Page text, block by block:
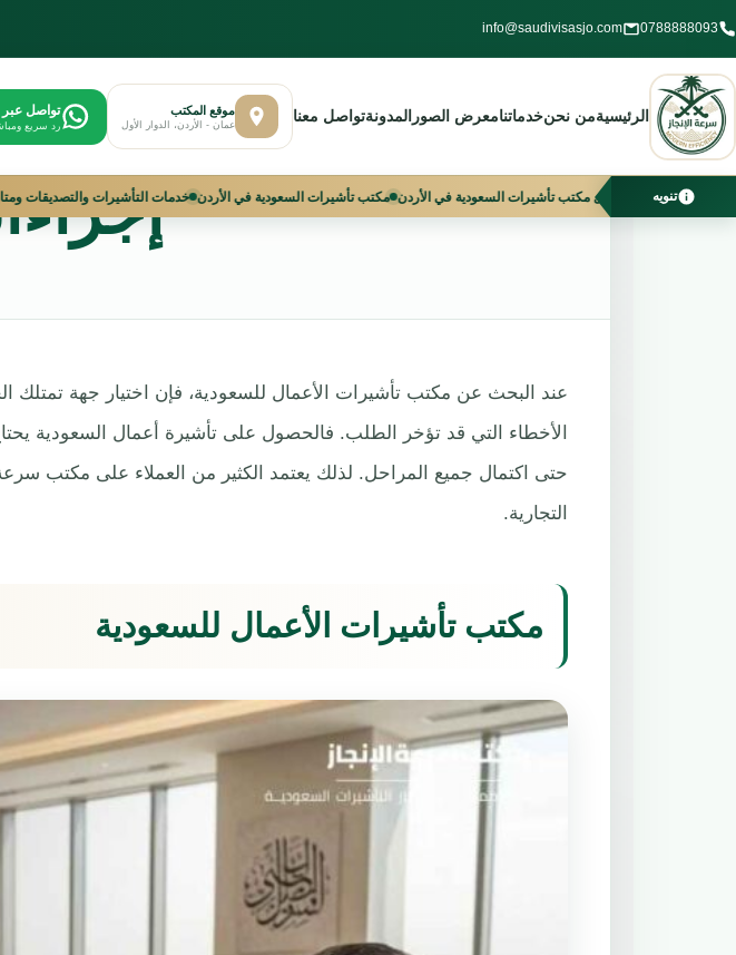
تخطي
إلى
المحتوى
0788888093
info@saudivisasjo.com
الرئيسيةمن نحنخدماتنامعرض الصور المدونةتواصل معنا موقع المكتب
عمان - الأردن، الدوار الأول
تواصل
رد سريع
تنويه
مواعيد الدوام من 10 صباحًا إلى 3 مساءً أفضل مكتب تأشيرات السعودية في الأردن مكتب تأشيرات السعودية في الأردن خدمات
مكتب تأشيرات
عند البحث عن مكتب تأشيرات الأعمال للسعودية، فإن اختيار جهة تمتلك
الأخطاء التي قد تؤخر الطلب. فالحصول على تأشيرة أعمال السعودية
حتى اكتمال جميع المراحل. لذلك يعتمد الكثير من العملاء على مكتب سرعة
التجارية.
مكتب تأشيرات الأعمال للسعودية